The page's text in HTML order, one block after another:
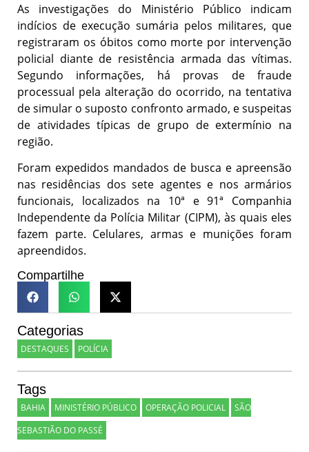
As investigações do Ministério Público indicam
indícios de execução sumária pelos militares, que
registraram os óbitos como morte por intervenção
policial diante de resistência armada das vítimas.
Segundo informações, há provas de fraude
processual pela alteração do ocorrido, na tentativa
de simular o suposto confronto armado, e suspeitas
de atividades típicas de grupo de extermínio na
região.
Foram expedidos mandados de busca e apreensão
nas residências dos sete agentes e nos armários
funcionais, localizados na 10ª e 91ª Companhia
Independente da Polícia Militar (CIPM), às quais eles
fazem parte. Celulares, armas e munições foram
apreendidos.
Compartilhe
Categorias
DESTAQUES POLÍCIA
Tags
BAHIA MINISTÉRIO PÚBLICO OPERAÇÃO POLICIAL
SÃO
SEBASTIÃO DO PASSÉ